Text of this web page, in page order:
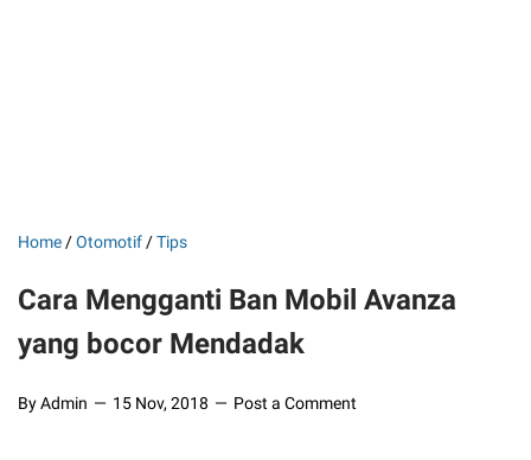
Home /Otomotif /Tips
Cara Mengganti Ban Mobil Avanza
yang bocor Mendadak
By Admin 15 Nov, 2018 Post a Comment